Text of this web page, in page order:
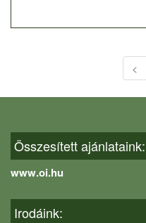
<
Összesített ajánlataink:
www.oi.hu
Irodáink: